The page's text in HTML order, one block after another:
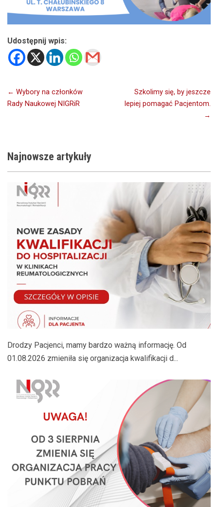
Udostępnij wpis:
Nawigacja
wpisu
← Wybory na członków
Rady Naukowej NIGRiR
Szkolimy się, by jeszcze
lepiej pomagać Pacjentom.
→
Najnowsze artykuły
Drodzy Pacjenci, mamy bardzo ważną informację. Od
01.08.2026 zmieniła się organizacja kwalifikacji d...